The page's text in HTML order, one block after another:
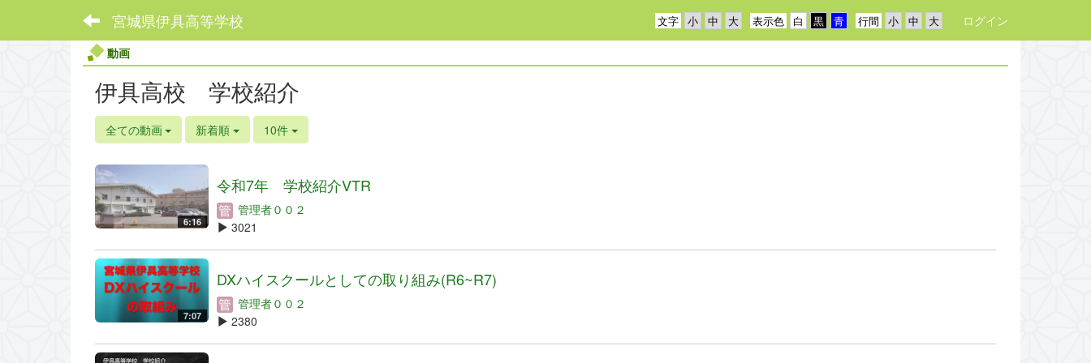
宮城県伊具高等学校 行間
表示色
文字
ログイン
動画
伊具高校 学校紹介
全ての動画 新着順 10件
6:16
令和7年 学校紹介VTR
管理者００２
3021
7:07
DXハイスクールとしての取り組み(R6~R7)
管理者００２
2380